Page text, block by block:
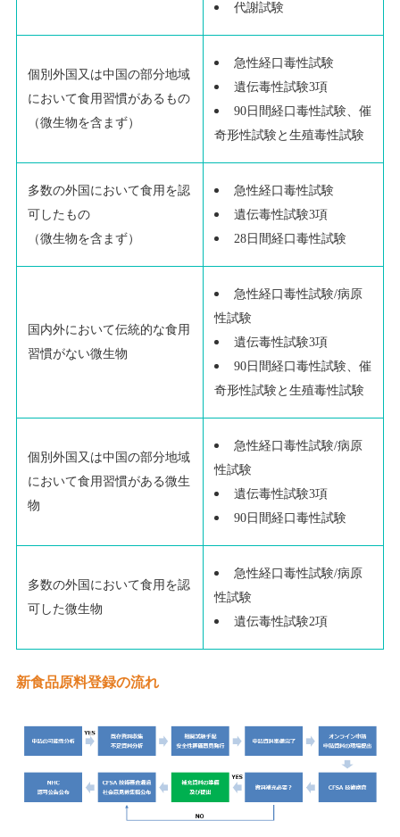
代謝試験
個別外国又は中国の部分地域
において食用習慣があるもの
（微生物を含まず）
急性経口毒性試験
遺伝毒性試験3項
90日間経口毒性試験、催
奇形性試験と生殖毒性試験
多数の外国において食用を認
可したもの
（微生物を含まず）
急性経口毒性試験
遺伝毒性試験3項
28日間経口毒性試験
国内外において伝統的な食用
習慣がない微生物
急性経口毒性試験/病原
性試験
遺伝毒性試験3項
90日間経口毒性試験、催
奇形性試験と生殖毒性試験
個別外国又は中国の部分地域
において食用習慣がある微生
物
急性経口毒性試験/病原
性試験
遺伝毒性試験3項
90日間経口毒性試験
多数の外国において食用を認
可した微生物
急性経口毒性試験/病原
性試験
遺伝毒性試験2項
新食品原料登録の流れ